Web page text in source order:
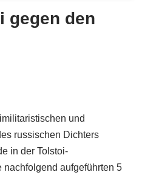
gegen den
und
russischen Dichters
in der Tolstoi-
aufgeführten 5